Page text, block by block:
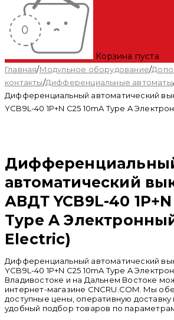
Корзина пуста
Главная/Модульное оборудование/
контакты/Дифференциальные автоматы
Дифференциальный автоматический
YCB9L-40 1P+N С25 10mA Type A
автоматический
АВДТ YCB9L-40
Type A
Electric)
Дифференциальный автоматический
YCB9L-40 1P+N С25 10mA Type A
Владивостоке и на Дальнем Востоке
интернет-магазине CNCRU.COM. Мы
доступные цены, оперативную доставку
удобный подбор товаров по